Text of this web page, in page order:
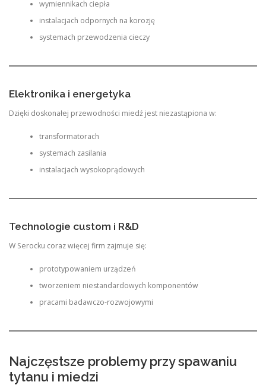
wymiennikach ciepła
instalacjach odpornych na korozję
systemach przewodzenia cieczy
Elektronika i energetyka
Dzięki doskonałej przewodności miedź jest niezastąpiona w:
transformatorach
systemach zasilania
instalacjach wysokoprądowych
Technologie custom i R&D
W Serocku coraz więcej firm zajmuje się:
prototypowaniem urządzeń
tworzeniem niestandardowych komponentów
pracami badawczo-rozwojowymi
Najczęstsze problemy przy spawaniu
tytanu i miedzi